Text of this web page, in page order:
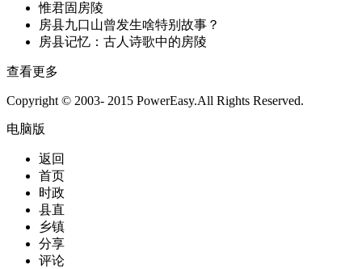
惟君固房陵
房县九口山曾发生啥特别故事？
房县记忆：古人诗歌中的房陵
查看更多
Copyright © 2003- 2015 PowerEasy.All Rights Reserved.
电脑版
返回
首页
时政
县直
乡镇
分享
评论